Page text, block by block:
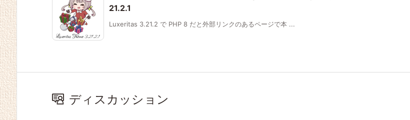
21.2.1
Luxeritas 3.21.2 で PHP 8 だと外部リンクのあるページで本 ...
ディスカッション